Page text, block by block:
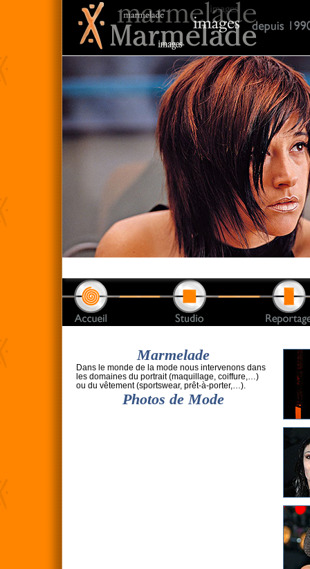
Marmelade
Dans le monde de la mode nous intervenons dans
les domaines du portrait (maquillage, coiffure,…)
ou du vêtement (sportswear, prêt-à-porter,…).
Photos de Mode